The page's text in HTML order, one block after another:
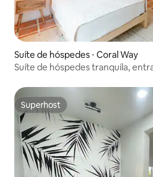
Suíte de hóspedes ⋅ Coral Way
Suíte de hóspedes tranquila,
Superhost
Superhost